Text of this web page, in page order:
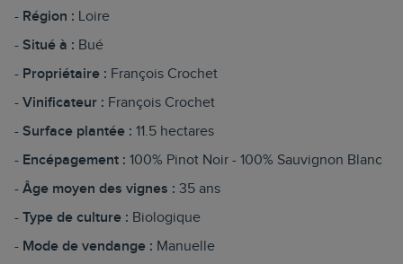
Région : Loire
Situé à : Bué
Propriétaire : François Crochet
Vinificateur : François Crochet
Surface plantée : 11.5 hectares
Encépagement : 100% Pinot Noir - 100% Sauvignon Blanc
Âge moyen des vignes : 35 ans
Type de culture : Biologique
Mode de vendange : Manuelle